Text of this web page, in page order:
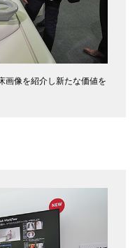
画像を紹介し新たな価値を